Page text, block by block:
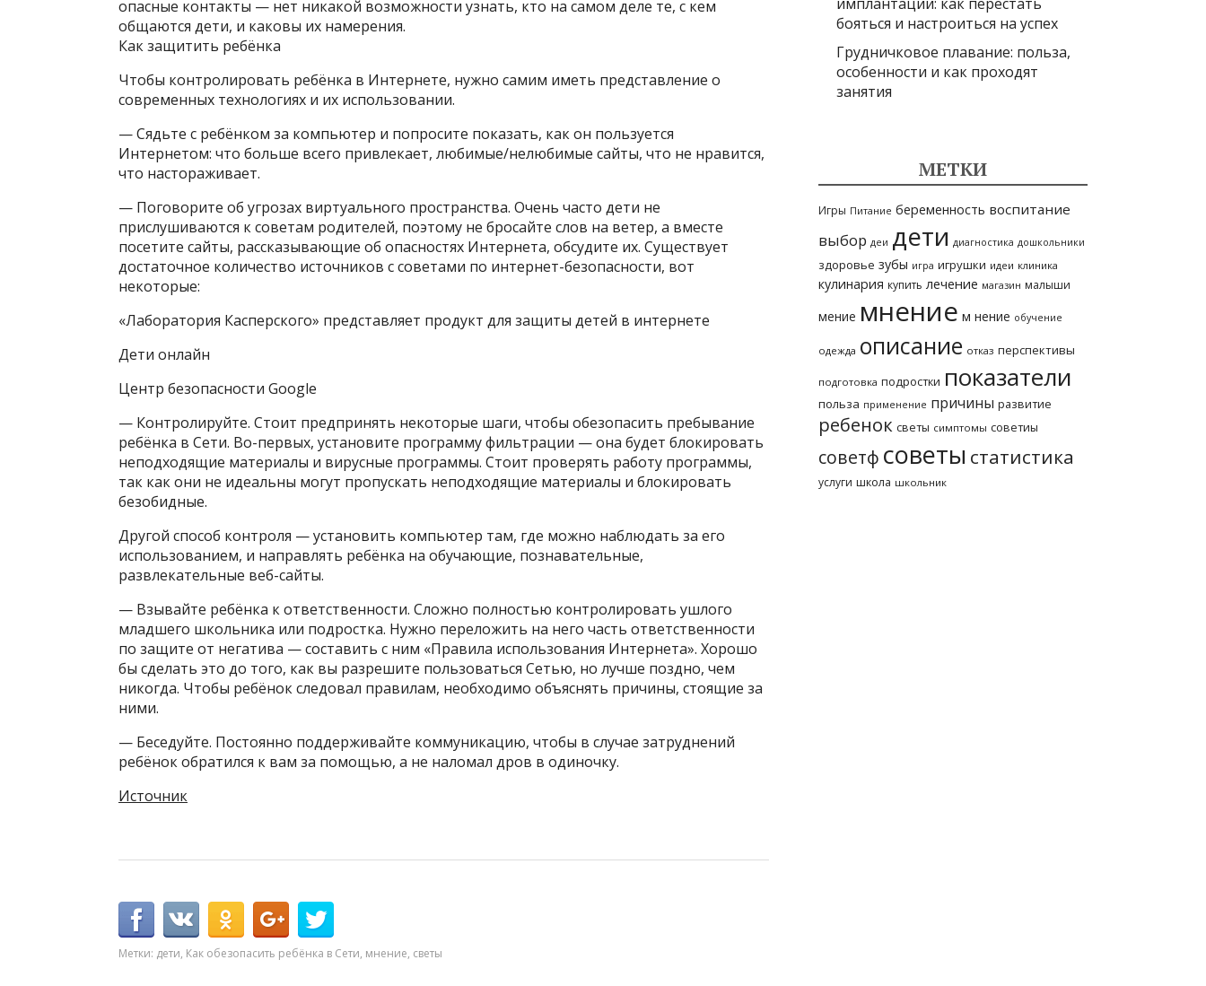
опасные контакты — нет никакой возможности узнать, кто на самом деле те, с кем
общаются дети, и каковы их намерения.
Как защитить ребёнка
Чтобы контролировать ребёнка в Интернете, нужно самим иметь представление о
современных технологиях и их использовании.
— Сядьте с ребёнком за компьютер и попросите показать, как он пользуется
Интернетом: что больше всего привлекает, любимые/нелюбимые сайты, что не нравится,
что настораживает.
— Поговорите об угрозах виртуального пространства. Очень часто дети не
прислушиваются к советам родителей, поэтому не бросайте слов на ветер, а вместе
посетите сайты, рассказывающие об опасностях Интернета, обсудите их. Существует
достаточное количество источников с советами по интернет-безопасности, вот
некоторые:
«Лаборатория Касперского» представляет продукт для защиты детей в интернете
Дети онлайн
Центр безопасности Google
— Контролируйте. Стоит предпринять некоторые шаги, чтобы обезопасить пребывание
ребёнка в Сети. Во-первых, установите программу фильтрации — она будет блокировать
неподходящие материалы и вирусные программы. Стоит проверять работу программы,
так как они не идеальны могут пропускать неподходящие материалы и блокировать
безобидные.
Другой способ контроля — установить компьютер там, где можно наблюдать за его
использованием, и направлять ребёнка на обучающие, познавательные,
развлекательные веб-сайты.
— Взывайте ребёнка к ответственности. Сложно полностью контролировать ушлого
младшего школьника или подростка. Нужно переложить на него часть ответственности
по защите от негатива — составить с ним «Правила использования Интернета». Хорошо
бы сделать это до того, как вы разрешите пользоваться Сетью, но лучше поздно, чем
никогда. Чтобы ребёнок следовал правилам, необходимо объяснять причины, стоящие за
ними.
— Беседуйте. Постоянно поддерживайте коммуникацию, чтобы в случае затруднений
ребёнок обратился к вам за помощью, а не наломал дров в одиночку.
Источник
Метки: дети, Как обезопасить ребёнка в Сети, мнение, светы
бояться и настроиться на успех
Грудничковое плавание: польза,
особенности и как проходят
занятия
МЕТКИ
Игры Питание беременность воспитание
выбор деи дети диагностика дошкольники
здоровье зубы игра игрушки идеи клиника
кулинария купить лечение магазин малыши
мение мнение м нение обучение
одежда описание отказ перспективы
подготовка подростки показатели
польза применение причины развитие
ребенок светы симптомы советиы
советф советы статистика
услуги школа школьник